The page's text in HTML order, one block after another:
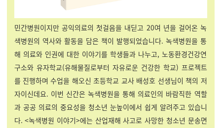
민간병원이지만 공익의료의 첫걸음을 내딛고 20여 년을 걸어온 녹
색병원의 역사와 활동을 담은 책이 발행되었습니다. 녹색병원을 통
해 의료와 인권에 대한 이야기를 학생들과 나누고, 노동환경건강연
구소와 유자학교(유해물질로부터 자유로운 건강한 학교) 프로젝트
를 진행하며 수업을 해오신 초등학교 교사 배성호 선생님이 책의 저
자이신데요. 이번 신간은 녹색병원을 통해 의료인의 바람직한 역할
과 공공 의료의 중요성을 청소년 눈높이에서 쉽게 알려주고 있습니
다. <녹색병원 이야기>에는 산업재해 사고로 사망한 청소년 문송면